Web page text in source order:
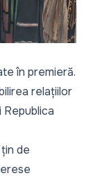
în premieră.
relațiilor
de